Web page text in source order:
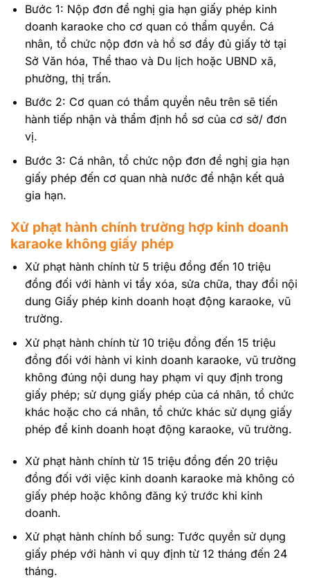
Bước 1: Nộp đơn đề nghị gia hạn giấy phép kinh
doanh karaoke cho cơ quan có thẩm quyền. Cá
nhân, tổ chức nộp đơn và hồ sơ đầy đủ giấy tờ tại
Sở Văn hóa, Thể thao và Du lịch hoặc UBND xã,
phường, thị trấn.
Bước 2: Cơ quan có thẩm quyền nêu trên sẽ tiến
hành tiếp nhận và thẩm định hồ sơ của cơ sở/ đơn
vị.
Bước 3: Cá nhân, tổ chức nộp đơn đề nghị gia hạn
giấy phép đến cơ quan nhà nước để nhận kết quả
gia hạn.
Xử phạt hành chính trường hợp kinh doanh
karaoke không giấy phép
Xử phạt hành chính từ 5 triệu đồng đến 10 triệu
đồng đối với hành vi tẩy xóa, sửa chữa, thay đổi nội
dung Giấy phép kinh doanh hoạt động karaoke, vũ
trường.
Xử phạt hành chính từ 10 triệu đồng đến 15 triệu
đồng đối với hành vi kinh doanh karaoke, vũ trường
không đúng nội dung hay phạm vi quy định trong
giấy phép; sử dụng giấy phép của cá nhân, tổ chức
khác hoặc cho cá nhân, tổ chức khác sử dụng giấy
phép để kinh doanh hoạt động karaoke, vũ trường.
Xử phạt hành chính từ 15 triệu đồng đến 20 triệu
đồng đối với việc kinh doanh karaoke mà không có
giấy phép hoặc không đăng ký trước khi kinh
doanh.
Xử phạt hành chính bổ sung: Tước quyền sử dụng
giấy phép với hành vi quy định từ 12 tháng đến 24
tháng.